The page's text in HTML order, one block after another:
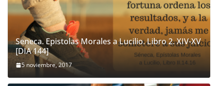
Seneca. Epistolas Morales a Lucilio. Libro 2. XIV-XV
[DIA 144]
5 noviembre, 2017